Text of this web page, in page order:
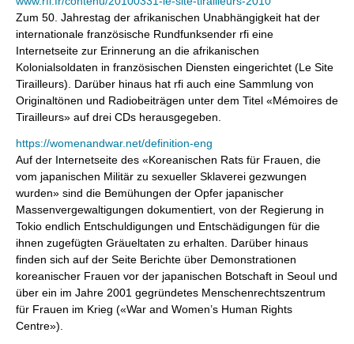
Zum 50. Jahrestag der afrikanischen Unabhängigkeit hat der
internationale französische Rundfunksender rfi eine
Internetseite zur Erinnerung an die afrikanischen
Kolonialsoldaten in französischen Diensten eingerichtet (Le Site
Tirailleurs). Darüber hinaus hat rfi auch eine Sammlung von
Originaltönen und Radiobeiträgen unter dem Titel «Mémoires de
Tirailleurs» auf drei CDs herausgegeben.
https://womenandwar.net/definition-eng
Auf der Internetseite des «Koreanischen Rats für Frauen, die
vom japanischen Militär zu sexueller Sklaverei gezwungen
wurden» sind die Bemühungen der Opfer japanischer
Massenvergewaltigungen dokumentiert, von der Regierung in
Tokio endlich Entschuldigungen und Entschädigungen für die
ihnen zugefügten Gräueltaten zu erhalten. Darüber hinaus
finden sich auf der Seite Berichte über Demonstrationen
koreanischer Frauen vor der japanischen Botschaft in Seoul und
über ein im Jahre 2001 gegründetes Menschenrechtszentrum
für Frauen im Krieg («War and Women’s Human Rights
Centre»).